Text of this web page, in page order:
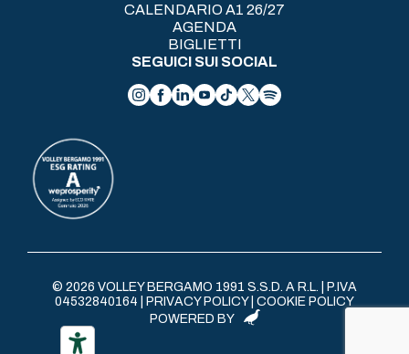
CALENDARIO A1 26/27
AGENDA
BIGLIETTI
SEGUICI SUI SOCIAL
© 2026 VOLLEY BERGAMO 1991 S.S.D. A R.L. | P.IVA
04532840164 | PRIVACY POLICY| COOKIE POLICY
POWERED BY